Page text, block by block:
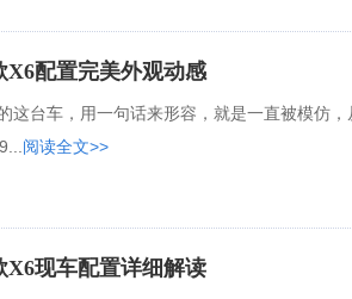
X6配置完美外观动感
这台车，用一句话来形容，就是一直被模仿
阅读全文>>
X6现车配置详细解读